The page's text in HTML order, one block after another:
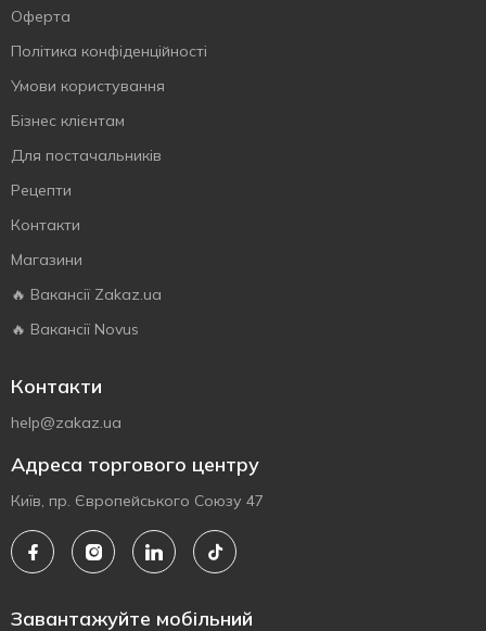
Оферта
Політика конфіденційності
Умови користування
Бізнес клієнтам
Для постачальників
Рецепти
Контакти
Магазини
🔥 Вакансії Zakaz.ua
🔥 Вакансії Novus
Контакти
help@zakaz.ua
Адреса торгового центру
Київ, пр. Європейського Союзу 47
Завантажуйте мобільний